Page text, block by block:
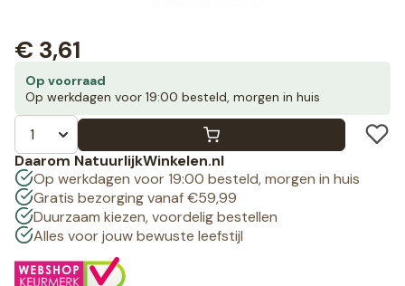
Op voorraad
Op werkdagen voor 19:00 besteld, morgen in huis
€ 3,61
Daarom NatuurlijkWinkelen.nl
Op werkdagen voor 19:00 besteld, morgen in huis
Gratis bezorging vanaf €59,99
Duurzaam kiezen, voordelig bestellen
Alles voor jouw bewuste leefstijl